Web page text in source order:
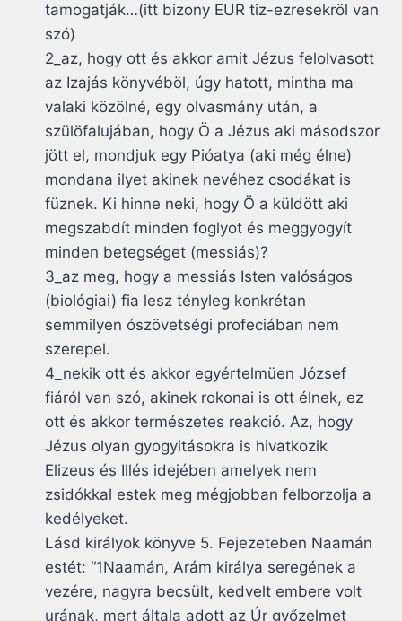
tamogatják…(itt bizony EUR tiz-ezresekröl van
szó)
2_az, hogy ott és akkor amit Jézus felolvasott
az Izajás könyvéböl, úgy hatott, mintha ma
valaki közölné, egy olvasmány után, a
szülöfalujában, hogy Ö a Jézus aki másodszor
jött el, mondjuk egy Pióatya (aki még élne)
mondana ilyet akinek nevéhez csodákat is
füznek. Ki hinne neki, hogy Ö a küldött aki
megszabdít minden foglyot és meggyogyít
minden betegséget (messiás)?
3_az meg, hogy a messiás Isten valóságos
(biológiai) fia lesz tényleg konkrétan
semmilyen ószövetségi profeciában nem
szerepel.
4_nekik ott és akkor egyértelmüen József
fiáról van szó, akinek rokonai is ott élnek, ez
ott és akkor természetes reakció. Az, hogy
Jézus olyan gyogyitásokra is hivatkozik
Elizeus és Illés idejében amelyek nem
zsidókkal estek meg mégjobban felborzolja a
kedélyeket.
Lásd királyok könyve 5. Fejezeteben Naamán
estét: “1Naamán, Arám királya seregének a
vezére, nagyra becsült, kedvelt embere volt
urának, mert általa adott az Úr győzelmet